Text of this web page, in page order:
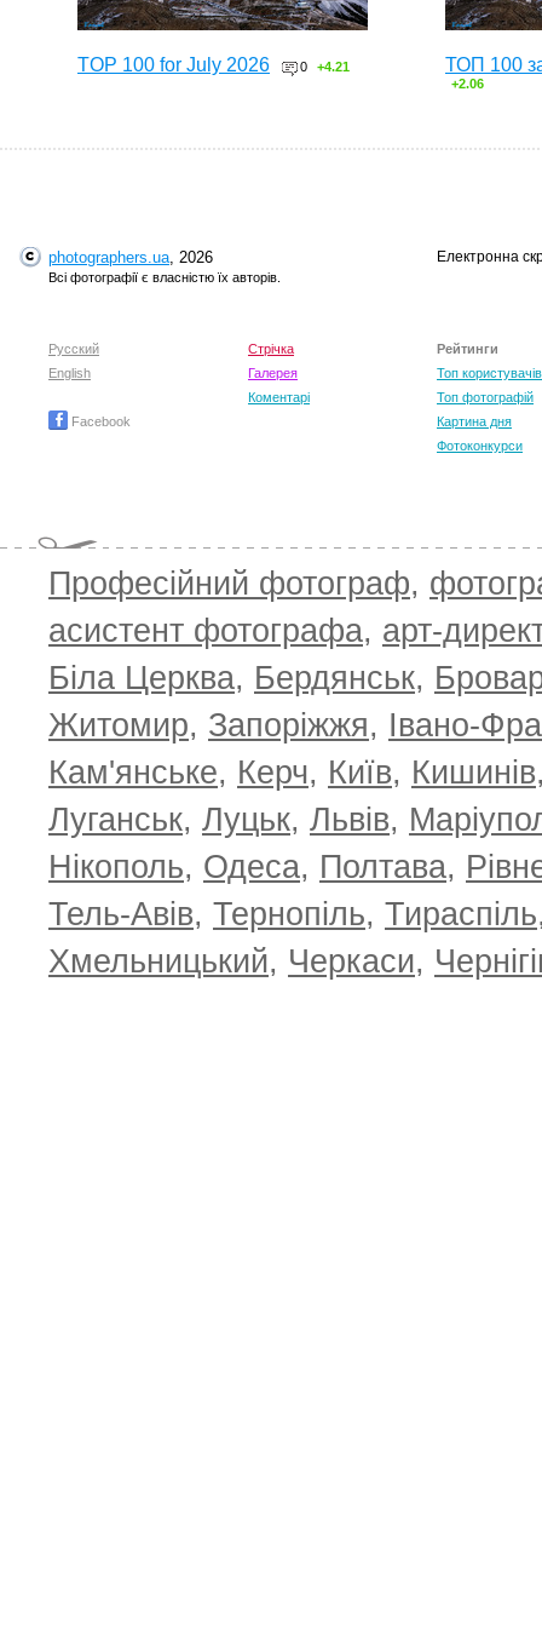
TOP 100 for July 2026 0 +4.21 ТОП 100
+2.06
TOP 100 for May 2026 0 +6.59 ТОП 100
+4.30
photographers.ua, 2026
Всі фотографії є власністю їх авторів.
Електронна
Русский
English
Facebook
Стрічка
Галерея
Коментарі
Рейтинги
Топ користувачів
Топ фотографій
Картина дня
Фотоконкурси
Професійний фотограф,
асистент фотографа, арт-
Біла Церква, Бердянськ,
Житомир, Запоріжжя, Івано-
Кам'янське, Керч, Київ, Кишинів
Луганськ, Луцьк, Львів,
Нікополь, Одеса, Полтава,
Тель-Авів, Тернопіль, Тираспіль
Хмельницький, Черкаси,